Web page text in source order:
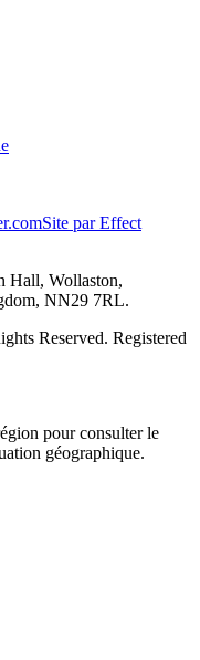
Site par Effect
Hall, Wollaston,
NN29 7RL.
Reserved. Registered
pour consulter le
géographique.